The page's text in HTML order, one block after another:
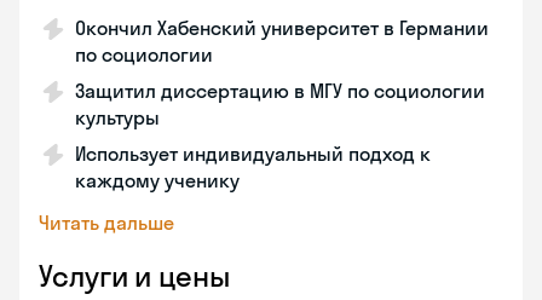
Окончил Хабенский университет в Германии
по социологии
Защитил диссертацию в МГУ по социологии
культуры
Использует индивидуальный подход к
каждому ученику
Читать дальше
Услуги и цены